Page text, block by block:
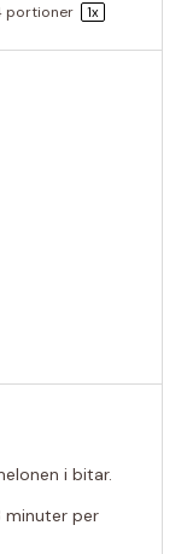
portioner 1x
i bitar.
minuter per